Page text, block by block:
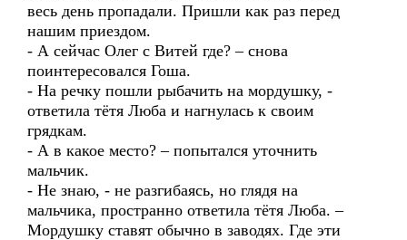
весь день пропадали. Пришли как раз перед
нашим приездом.
- А сейчас Олег с Витей где? – снова
поинтересовался Гоша.
- На речку пошли рыбачить на мордушку, -
ответила тётя Люба и нагнулась к своим
грядкам.
- А в какое место? – попытался уточнить
мальчик.
- Не знаю, - не разгибаясь, но глядя на
мальчика, пространно ответила тётя Люба. –
Мордушку ставят обычно в заводях. Где эти